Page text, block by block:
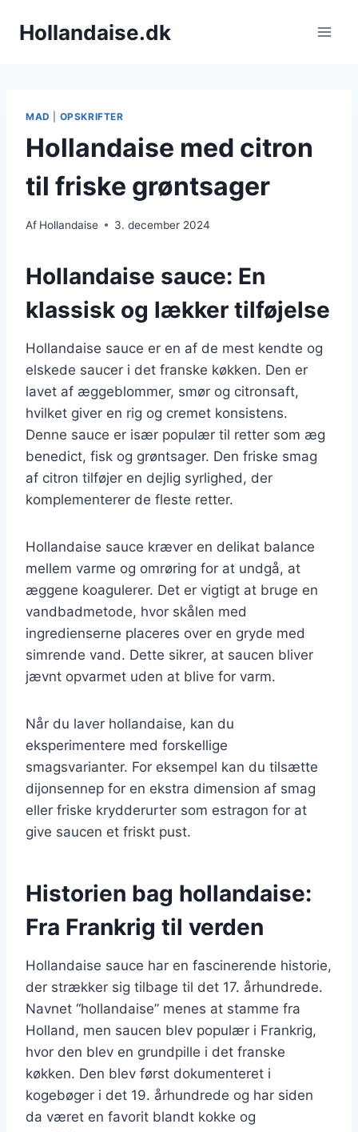
Hollandaise.dk
MAD OPSKRIFTER
Hollandaise med citron
til friske grøntsager
Af Hollandaise 3. december 2024
Hollandaise sauce: En
klassisk og lækker tilføjelse
Hollandaise sauce er en af de mest kendte og
elskede saucer i det franske køkken. Den er
lavet af æggeblommer, smør og citronsaft,
hvilket giver en rig og cremet konsistens.
Denne sauce er især populær til retter som æg
benedict, fisk og grøntsager. Den friske smag
af citron tilføjer en dejlig syrlighed, der
komplementerer de fleste retter.
Hollandaise sauce kræver en delikat balance
mellem varme og omrøring for at undgå, at
æggene koagulerer. Det er vigtigt at bruge en
vandbadmetode, hvor skålen med
ingredienserne placeres over en gryde med
simrende vand. Dette sikrer, at saucen bliver
jævnt opvarmet uden at blive for varm.
Når du laver hollandaise, kan du
eksperimentere med forskellige
smagsvarianter. For eksempel kan du tilsætte
dijonsennep for en ekstra dimension af smag
eller friske krydderurter som estragon for at
give saucen et friskt pust.
Historien bag hollandaise:
Fra Frankrig til verden
Hollandaise sauce har en fascinerende historie,
der strækker sig tilbage til det 17. århundrede.
Navnet “hollandaise” menes at stamme fra
Holland, men saucen blev populær i Frankrig,
hvor den blev en grundpille i det franske
køkken. Den blev først dokumenteret i
kogebøger i det 19. århundrede og har siden
da været en favorit blandt kokke og